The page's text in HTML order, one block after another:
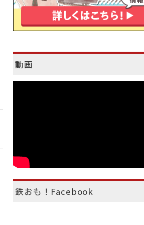
動画
鉄おも！Facebook